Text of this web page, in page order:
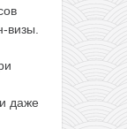
визы.
даже